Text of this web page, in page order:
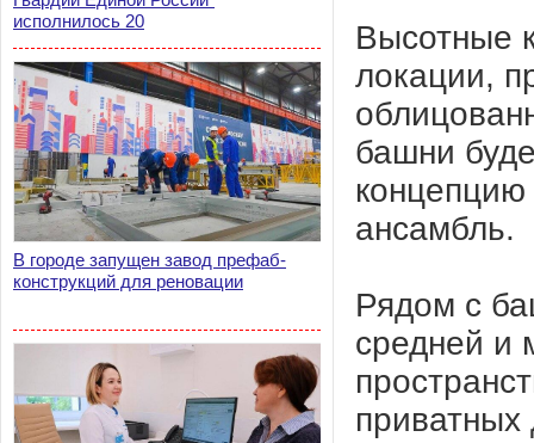
исполнилось 20
В городе запущен завод префаб-
конструкций для реновации
Высотные
локации,
башни
концепцию
ансамбль.
Рядом с
средней и
приватных